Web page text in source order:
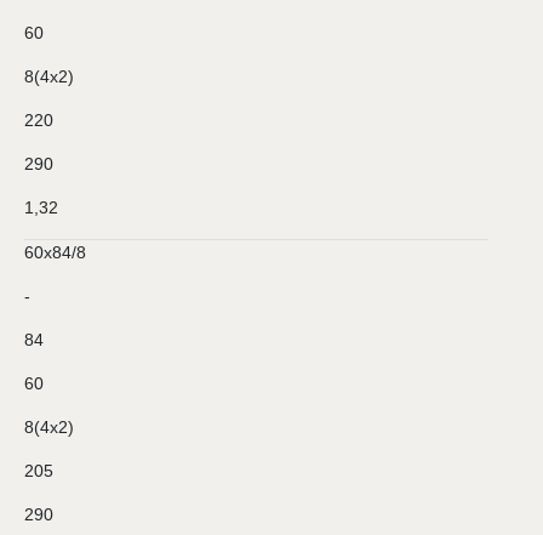
60
8(4х2)
220
290
1,32
60х84/8
-
84
60
8(4х2)
205
290